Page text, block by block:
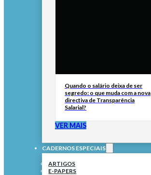
Quando o salário deixa de ser
segredo: o que muda com a nova
directiva de Transparência
Salarial?
VER MAIS
CADERNOS ESPECIAIS
ARTIGOS
E-PAPERS